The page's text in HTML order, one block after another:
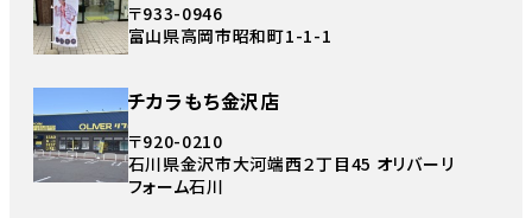
〒933-0946
富山県高岡市昭和町1-1-1
チカラもち金沢店
〒920-0210
石川県金沢市大河端西２丁目45 オリバーリ
フォーム石川